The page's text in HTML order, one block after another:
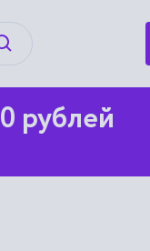
рублей